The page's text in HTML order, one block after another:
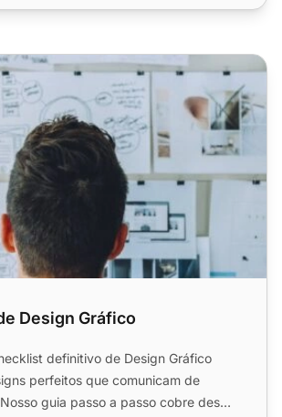
Gráfico
Design Gráfico
definitivo de Design Gráfico
perfeitos que comunicam de
guia passo a passo cobre desde